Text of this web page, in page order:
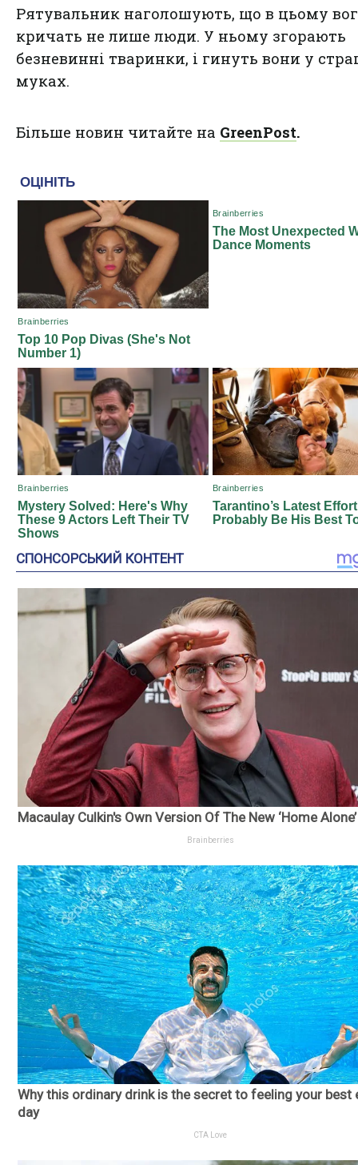
Рятувальник наголошують, що в цьому
кричать не лише люди. У ньому згорають
безневинні тваринки, і гинуть вони у
муках.
Більше новин читайте на GreenPost.